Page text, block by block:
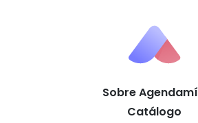
Sobre
Catálogo